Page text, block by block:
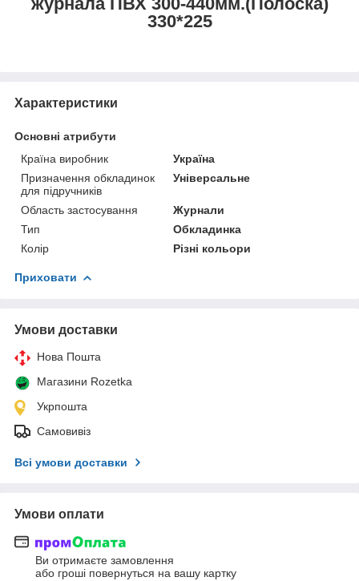
330*225
Характеристики
Основні атрибути
Країна виробник
Україна
Призначення обкладинок
для підручників
Універсальне
Область застосування
Журнали
Тип
Обкладинка
Колір
Різні кольори
Приховати
Умови доставки
Нова Пошта
Магазини Rozetka
Укрпошта
Самовивіз
Всі умови доставки
Умови оплати
Ви отримаєте замовлення
або гроші повернуться на вашу картку